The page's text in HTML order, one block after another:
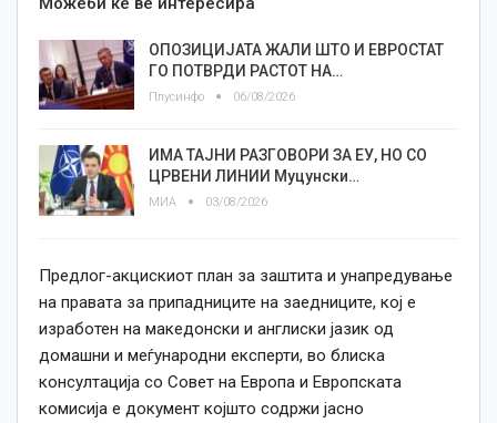
ОПОЗИЦИЈАТА ЖАЛИ ШТО И ЕВРОСТАТ
ГО ПОТВРДИ РАСТОТ НА…
Плусинфо 06/08/2026
ИМА ТАЈНИ РАЗГОВОРИ ЗА ЕУ, НО СО
ЦРВЕНИ ЛИНИИ Муцунски…
МИА 03/08/2026
Предлог-акцискиот план за заштита и унапредување
на правата за припадниците на заедниците, кој е
изработен на македонски и англиски јазик од
домашни и меѓународни експерти, во блиска
консултација со Совет на Европа и Европската
комисија е документ којшто содржи јасно